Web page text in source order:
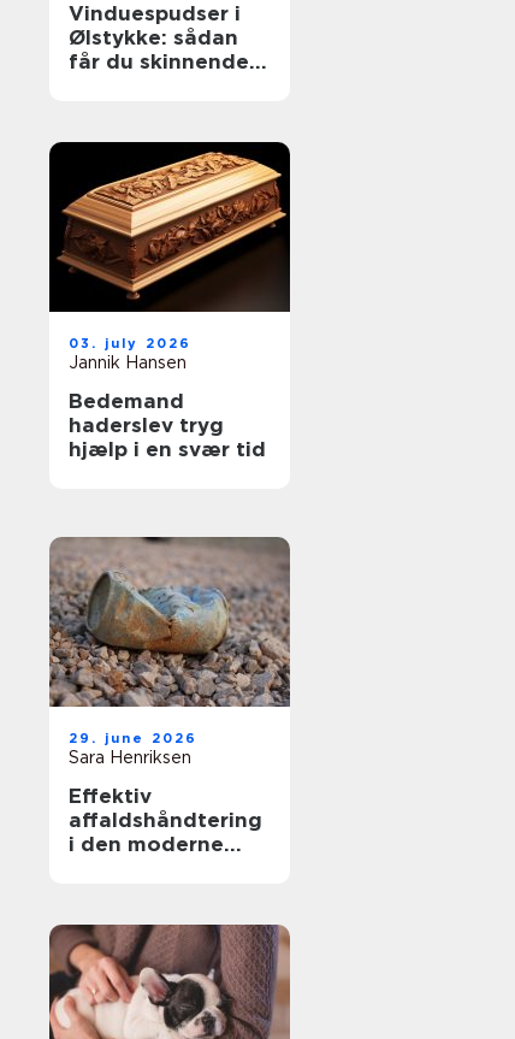
Vinduespudser i
Ølstykke: sådan
får du skinnende
03. july 2026
Jannik Hansen
Bedemand
haderslev tryg
hjælp i en svær tid
29. june 2026
Sara Henriksen
Effektiv
affaldshåndtering
i den moderne